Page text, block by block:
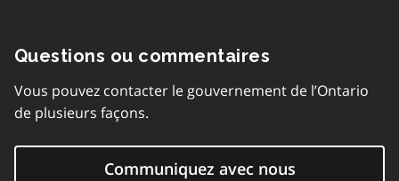
Questions ou commentaires
Vous pouvez contacter le gouvernement de l’Ontario
de plusieurs façons.
Communiquez avec nous